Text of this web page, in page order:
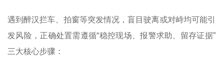
遇到醉汉拦车、拍窗等突发情况，盲目驶离或对峙均可能引
发风险，正确处置需遵循“稳控现场、报警求助、留存证据”
三大核心步骤：